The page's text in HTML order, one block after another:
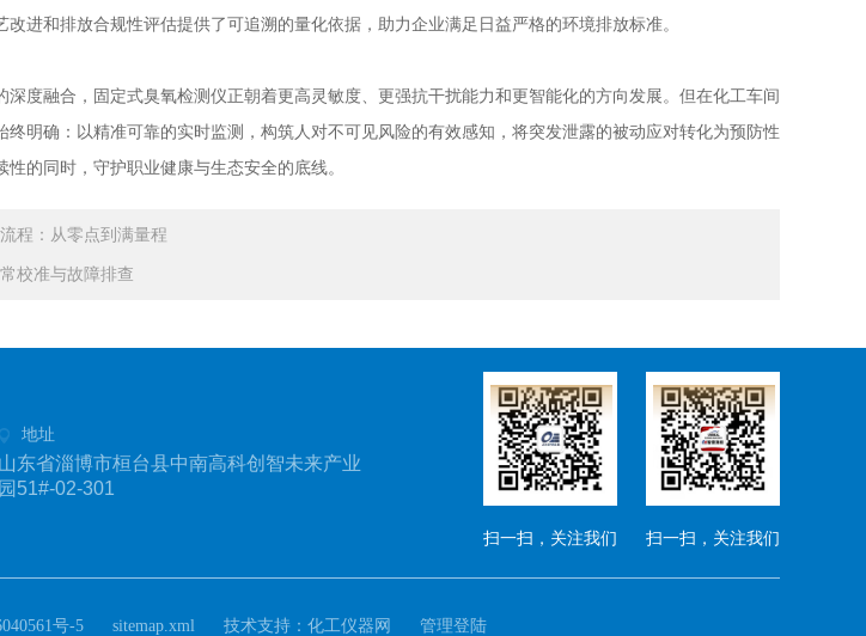
进和排放合规性评估提供了可追溯的量化依据，助力企业满足日益严格的环境排放标准。
融合，固定式臭氧检测仪正朝着更高灵敏度、更强抗干扰能力和更智能化的方向发展。但在化工车间
明确：以精准可靠的实时监测，构筑人对不可见风险的有效感知，将突发泄露的被动应对转化为预防性
的同时，守护职业健康与生态安全的底线。
程：从零点到满量程
校准与故障排查
地址
山东省淄博市桓台县中南高科创智未来产业
园51#-02-301
扫一扫，关注我们
扫一扫，关注我们
号-5 sitemap.xml 技术支持： 化工仪器网 管理登陆